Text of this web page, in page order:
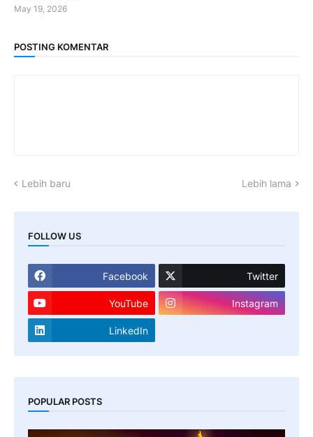
May 19, 2026
POSTING KOMENTAR
Lebih baru Lebih lama
FOLLOW US
Facebook Twitter
YouTube Instagram
LinkedIn
POPULAR POSTS